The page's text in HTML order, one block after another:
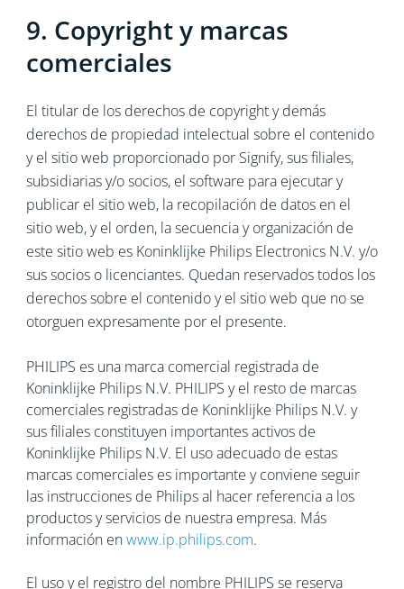
9. Copyright y marcas
comerciales
El titular de los derechos de copyright y demás
derechos de propiedad intelectual sobre el contenido
y el sitio web proporcionado por Signify, sus filiales,
subsidiarias y/o socios, el software para ejecutar y
publicar el sitio web, la recopilación de datos en el
sitio web, y el orden, la secuencia y organización de
este sitio web es Koninklijke Philips Electronics N.V. y/o
sus socios o licenciantes. Quedan reservados todos los
derechos sobre el contenido y el sitio web que no se
otorguen expresamente por el presente.
PHILIPS es una marca comercial registrada de
Koninklijke Philips N.V. PHILIPS y el resto de marcas
comerciales registradas de Koninklijke Philips N.V. y
sus filiales constituyen importantes activos de
Koninklijke Philips N.V. El uso adecuado de estas
marcas comerciales es importante y conviene seguir
las instrucciones de Philips al hacer referencia a los
productos y servicios de nuestra empresa. Más
información enwww.ip.philips.com.
El uso y el registro del nombre PHILIPS se reserva